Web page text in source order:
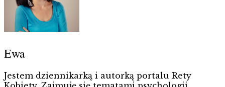
Ewa
Jestem dziennikarką i autorką portalu Rety